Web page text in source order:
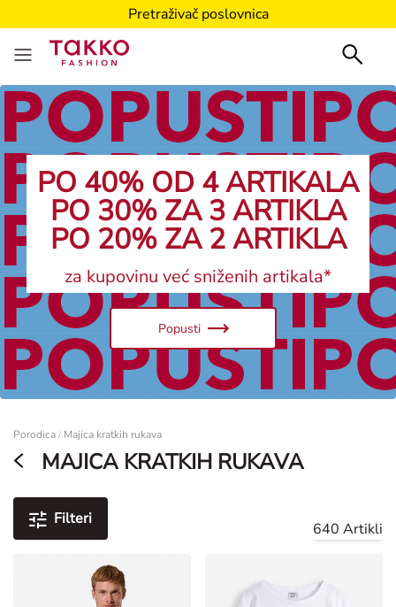
Pretraživač poslovnica
PO 40% OD 4 ARTIKALA
PO 30% ZA 3 ARTIKLA
PO 20% ZA 2 ARTIKLA
za kupovinu već sniženih artikala*
Popusti
Porodica / Majica kratkih rukava
MAJICA KRATKIH RUKAVA
Filteri
640 Artikli